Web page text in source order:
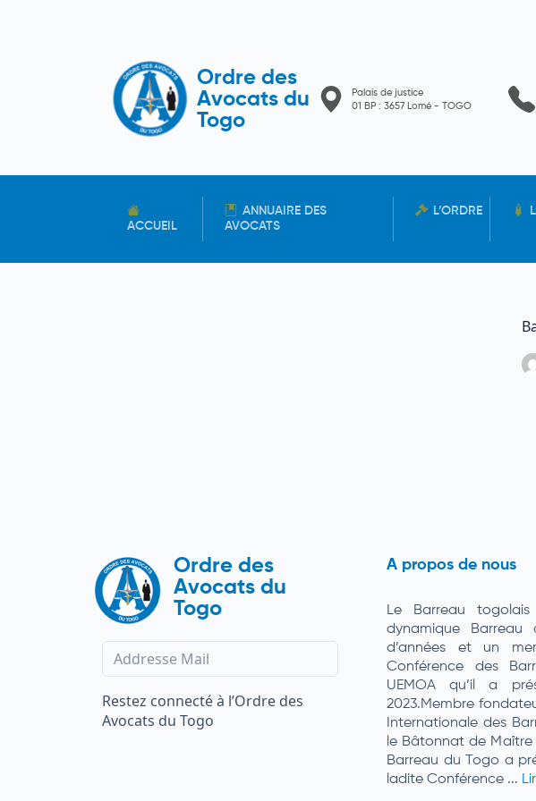
Ordre des
Avocats du
Togo
Palais de justice
01 BP : 3657 Lomé - TOGO
ACCUEIL
ANNUAIRE DES
AVOCATS
L’ORDRE
Ordre des
Avocats du
Togo
Restez connecté à l’Ordre des
Avocats du Togo
A propos de nous
Le Barreau
dynamique Barreau
d’années et un
Conférence des
UEMOA qu’il a
2023.Membre
Internationale des
le Bâtonnat de Maître
Barreau du Togo a
ladite Conférence ...